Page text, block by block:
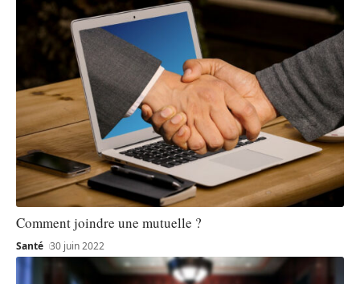
Comment joindre une mutuelle ?
Santé 30 juin 2022